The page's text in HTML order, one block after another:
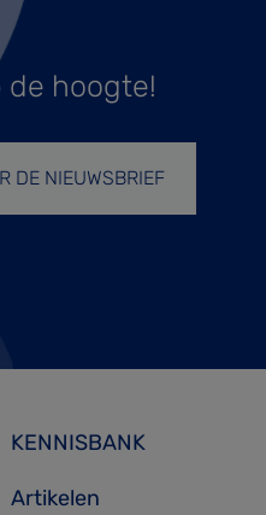
de hoogte!
DE NIEUWSBRIEF
KENNISBANK
Artikelen